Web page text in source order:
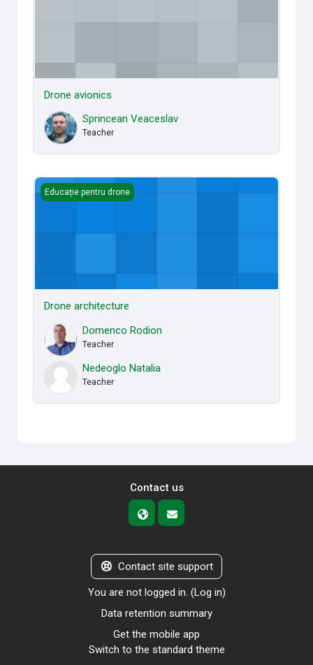
Drone avionics
Sprincean Veaceslav
Teacher
Drone architecture
Educație pentru drone
Drone architecture
Domenco Rodion
Teacher
Nedeoglo Natalia
Teacher
Contact us
Contact site support
You are not logged in. (Log in)
Data retention summary
Get the mobile app
Switch to the standard theme